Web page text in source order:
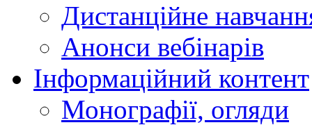
Дистанційне
Анонси вебінарів
Інформаційний контент
Монографії, огляди